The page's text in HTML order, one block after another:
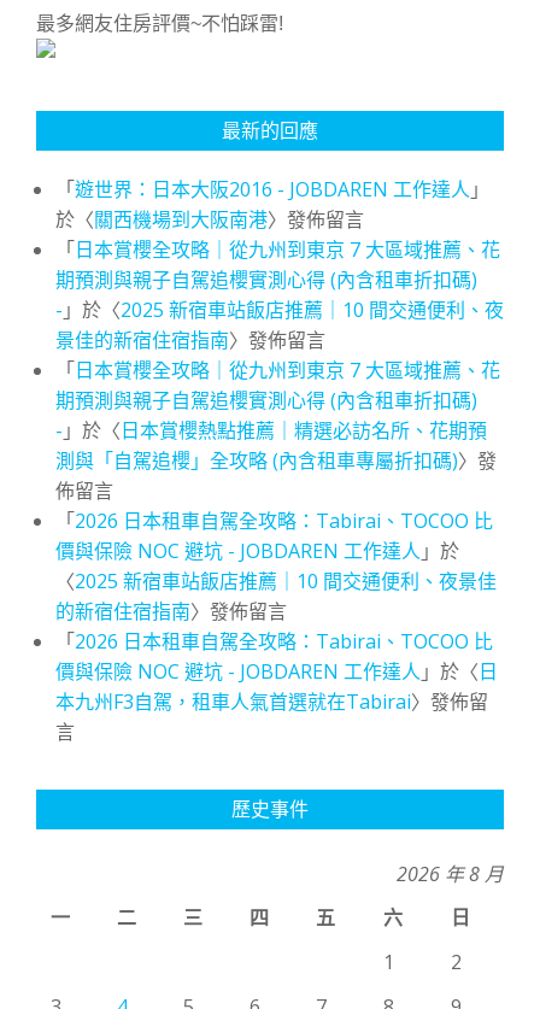
最多網友住房評價~不怕踩雷!
最新的回應
「遊世界：日本大阪2016 - JOBDAREN 工作達人 」
於〈關西機場到大阪南港〉發佈留言
「日本賞櫻全攻略｜從九州到東京 7 大區域推薦、花
期預測與親子自駕追櫻實測心得 (內含租車折扣碼)
- 」於〈2025 新宿車站飯店推薦｜10 間交通便利、夜
景佳的新宿住宿指南〉發佈留言
「日本賞櫻全攻略｜從九州到東京 7 大區域推薦、花
期預測與親子自駕追櫻實測心得 (內含租車折扣碼)
- 」於〈日本賞櫻熱點推薦｜精選必訪名所、花期預
測與「自駕追櫻」全攻略 (內含租車專屬折扣碼)〉發
佈留言
「2026 日本租車自駕全攻略：Tabirai、TOCOO 比
價與保險 NOC 避坑 - JOBDAREN 工作達人 」於
〈2025 新宿車站飯店推薦｜10 間交通便利、夜景佳
的新宿住宿指南〉發佈留言
「2026 日本租車自駕全攻略：Tabirai、TOCOO 比
價與保險 NOC 避坑 - JOBDAREN 工作達人 」於〈日
本九州F3自駕，租車人氣首選就在Tabirai〉發佈留
言
歷史事件
2026 年 8 月
一
二 三 四 五 六
日
1
2